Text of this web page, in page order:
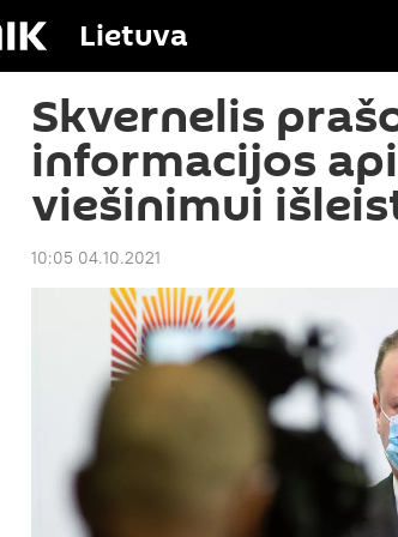
Lietuva
Skvernelis
informacijos
viešinimui
10:05 04.10.2021